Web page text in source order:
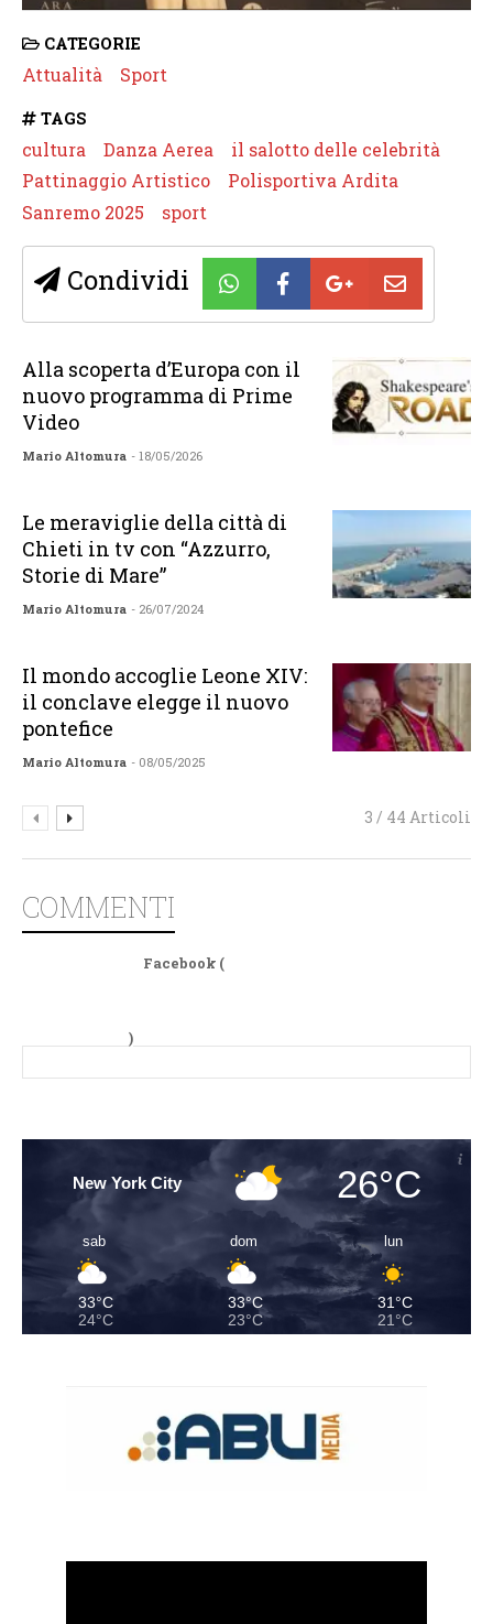
CATEGORIE
Attualità Sport
TAGS
cultura Danza Aerea
il salotto delle celebrità
Pattinaggio Artistico
Polisportiva Ardita
Sanremo 2025
sport
Condividi
Alla scoperta d’Europa con il
nuovo programma di Prime
Video
Mario Altomura - 18/05/2026
Le meraviglie della città di
Chieti in tv con “Azzurro,
Storie di Mare”
Mario Altomura - 26/07/2024
Il mondo accoglie Leone XIV:
il conclave elegge il nuovo
pontefice
Mario Altomura - 08/05/2025
3 / 44 Articoli
COMMENTI
Facebook (
)
New York City 26°C
sab
33°C
24°C
dom
33°C
23°C
lun
31°C
21°C